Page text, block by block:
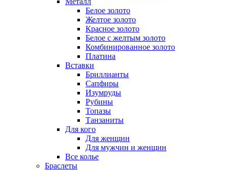
Белое золото
Желтое золото
Красное золото
Белое с желтым золото
Комбинированное золото
Платина
Вставки
Бриллианты
Сапфиры
Изумруды
Рубины
Топазы
Танзаниты
Для кого
Для женщин
Для мужчин и женщин
Все колье
Браслеты